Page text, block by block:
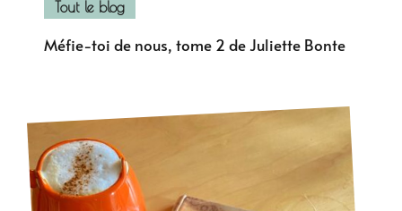
Tout le blog
Méfie-toi de nous, tome 2 de Juliette Bonte